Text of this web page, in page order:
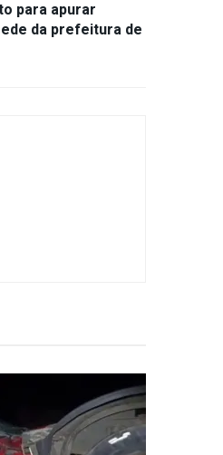
para apurar
da prefeitura de